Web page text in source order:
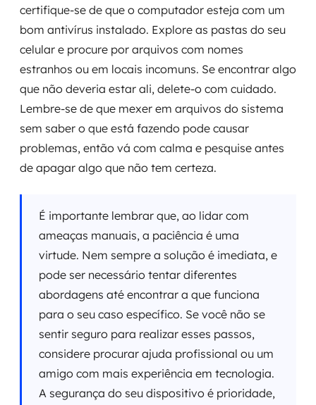
certifique-se de que o computador esteja com um
bom antivírus instalado. Explore as pastas do seu
celular e procure por arquivos com nomes
estranhos ou em locais incomuns. Se encontrar algo
que não deveria estar ali, delete-o com cuidado.
Lembre-se de que mexer em arquivos do sistema
sem saber o que está fazendo pode causar
problemas, então vá com calma e pesquise antes
de apagar algo que não tem certeza.
É importante lembrar que, ao lidar com
ameaças manuais, a paciência é uma
virtude. Nem sempre a solução é imediata, e
pode ser necessário tentar diferentes
abordagens até encontrar a que funciona
para o seu caso específico. Se você não se
sentir seguro para realizar esses passos,
considere procurar ajuda profissional ou um
amigo com mais experiência em tecnologia.
A segurança do seu dispositivo é prioridade,